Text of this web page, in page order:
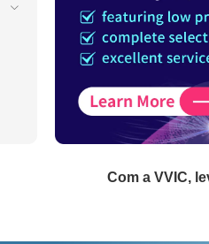
Com a VVIC,